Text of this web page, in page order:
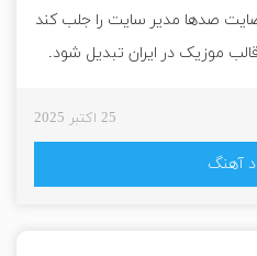
صدها مدیر سایت را جلب کند
موزیک در ایران تبدیل شود.
25 اکتبر 2025
آهنگ